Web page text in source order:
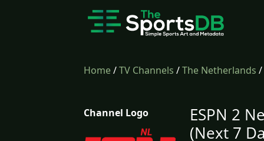
Home/TV Channels /The Netherlands /
Channel Logo
ESPN 2
(Next 7